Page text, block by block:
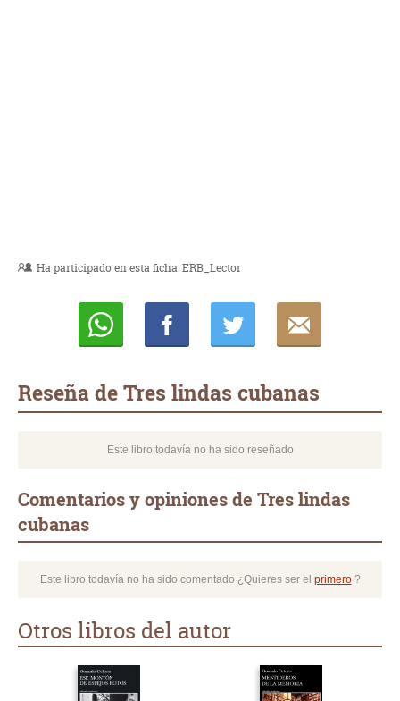
Ha participado en esta ficha:ERB_Lector
Reseña de Tres lindas cubanas
Este libro todavía no ha sido reseñado
Comentarios y opiniones de Tres lindas
cubanas
Este libro todavía no ha sido comentado ¿Quieres ser el primero?
Otros libros del autor